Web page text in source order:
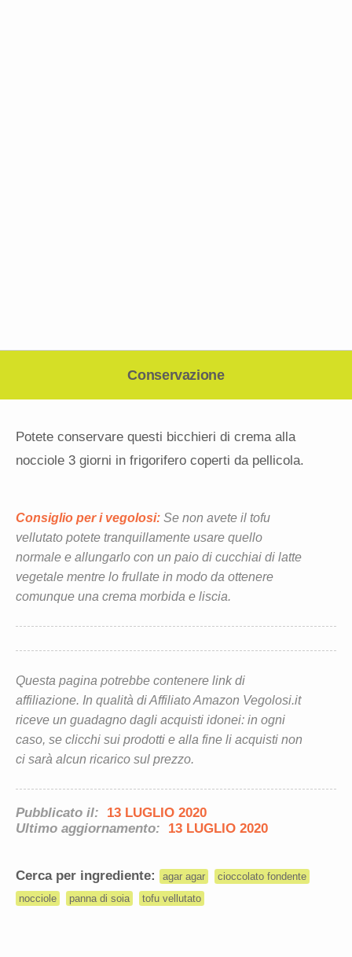
Conservazione
Potete conservare questi bicchieri di crema alla
nocciole 3 giorni in frigorifero coperti da pellicola.
Consiglio per i vegolosi: Se non avete il tofu
vellutato potete tranquillamente usare quello
normale e allungarlo con un paio di cucchiai di latte
vegetale mentre lo frullate in modo da ottenere
comunque una crema morbida e liscia.
Questa pagina potrebbe contenere link di
affiliazione. In qualità di Affiliato Amazon Vegolosi.it
riceve un guadagno dagli acquisti idonei: in ogni
caso, se clicchi sui prodotti e alla fine li acquisti non
ci sarà alcun ricarico sul prezzo.
Pubblicato il:
13 LUGLIO 2020
Ultimo aggiornamento:
13 LUGLIO 2020
Cerca per ingrediente: agar agar
cioccolato fondente
nocciole
panna di soia tofu vellutato